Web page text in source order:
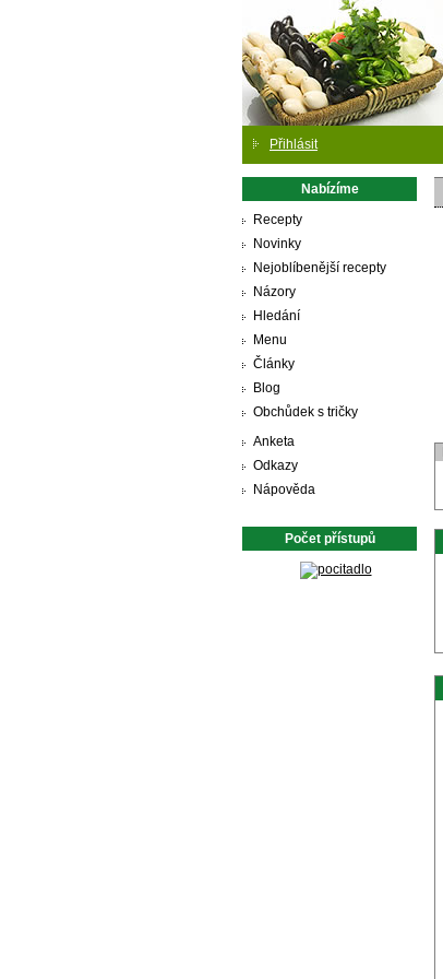
Přihlásit
Nabízíme
Recepty
Novinky
Nejoblíbenější recepty
Názory
Hledání
Menu
Články
Blog
Obchůdek s tričky
Anketa
Odkazy
Nápověda
Počet přístupů